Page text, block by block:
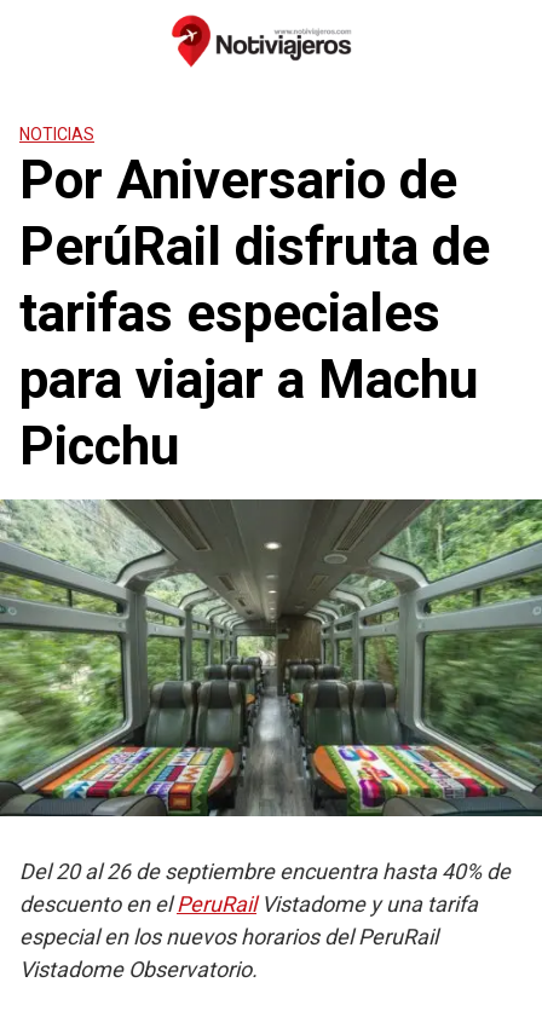
NOTICIAS
Por Aniversario de
PerúRail disfruta de
tarifas especiales
para viajar a Machu
Picchu
Del 20 al 26 de septiembre encuentra hasta 40% de
descuento en elPeruRailVistadome y una tarifa
especial en los nuevos horarios del PeruRail
Vistadome Observatorio.